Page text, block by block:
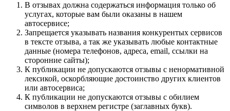
В отзывах должна содержаться информация только об
услугах, которые вам были оказаны в нашем
автосервисе;
Запрещается указывать названия конкурентых сервисов
в тексте отзыва, а так же указывать любые контактные
данные (номера телефонов, адреса, email, ссылки на
сторонние сайты);
К публикации не допускаются отзывы с ненормативной
лексикой, оскорбляющие достоинство других клиентов
или автосервиса;
К публикации не допускаются отзывы с обилием
символов в верхнем регистре (заглавных букв).